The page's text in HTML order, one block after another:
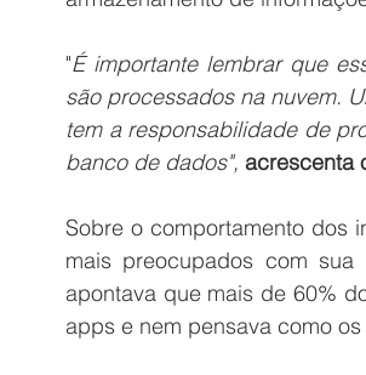
"É importante lembrar que
são processados na nuvem.
tem a responsabilidade de
banco de dados", acrescenta
Sobre o comportamento dos
mais preocupados com
apontava que mais de 60%
apps e nem pensava como